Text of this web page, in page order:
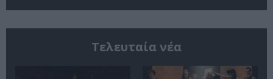
Τελευταία νέα